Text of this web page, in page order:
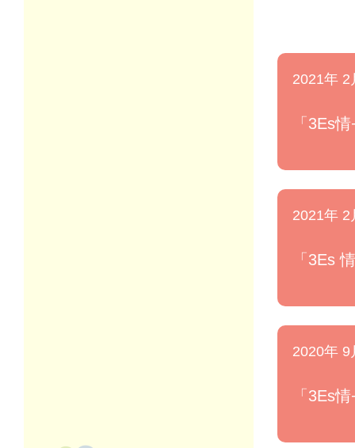
2021年 2
「3Es
2021年 2
「3Es
2020年 9
「3Es